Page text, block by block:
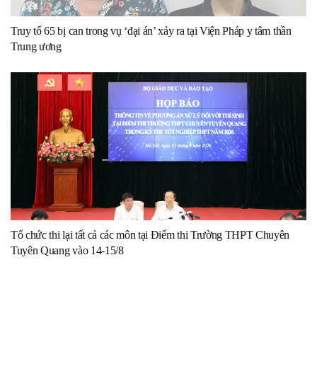
Truy tố 65 bị can trong vụ ‘đại án’ xảy ra tại Viện Pháp y tâm thần
Trung ương
Tổ chức thi lại tất cả các môn tại Điểm thi Trường THPT Chuyên
Tuyên Quang vào 14-15/8